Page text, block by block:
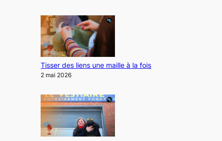
Tisser des liens une maille à la fois
2 mai 2026